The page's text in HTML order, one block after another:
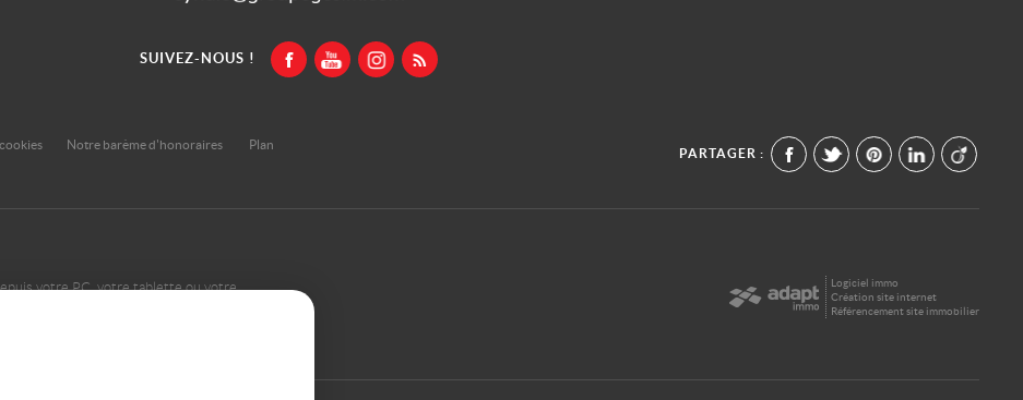
SUIVEZ-NOUS !
Notre barème d'honoraires
Plan
PARTAGER :
votre PC, votre tablette ou votre
Logiciel immo
Création site internet
Référencement site immobilier